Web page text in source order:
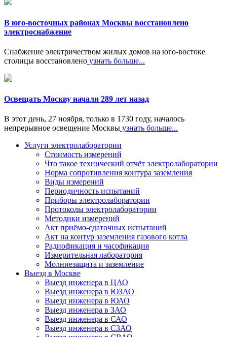
В юго-восточных районах Москвы восстановлено
электроснабжение
Снабжение электричеством жилых домов на юго-востоке
столицы восстановлено узнать больше...
Освещать Москву начали 289 лет назад
В этот день, 27 ноября, только в 1730 году, началось
непрерывное освещение Москвы узнать больше...
Услуги электролаборатории
Стоимость измерений
Что такое технический отчёт электролаборатории
Норма сопротивления контура заземления
Виды измерений
Периодичность испытаний
Приборы электролаборатории
Протоколы электролаборатории
Методики измерений
Акт приёмо-сдаточных испытаний
Акт на контур заземления газового котла
Радиофикация и часофикация
Измерительная лаборатория
Молниезащита и заземление
Выезд в Москве
Выезд инженера в ЦАО
Выезд инженера в ЮЗАО
Выезд инженера в ЮАО
Выезд инженера в ЗАО
Выезд инженера в САО
Выезд инженера в СЗАО